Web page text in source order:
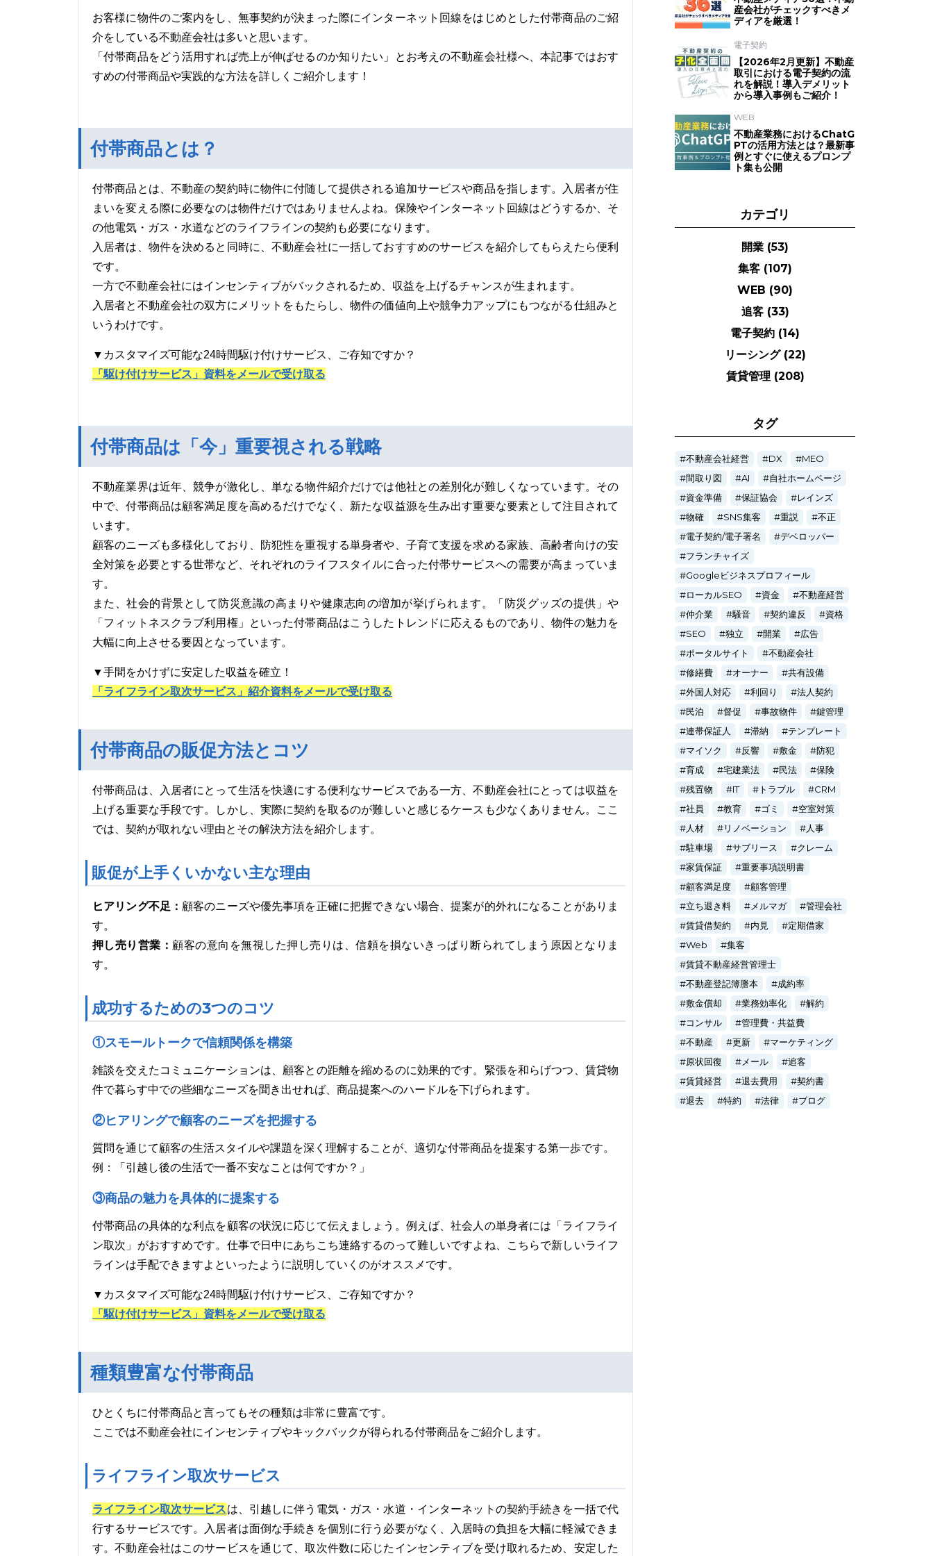
お客様に物件のご案内をし、無事契約が決まった際にインターネット回線をはじめとした付帯商品のご紹
介をしている不動産会社は多いと思います。
「付帯商品をどう活用すれば売上が伸ばせるのか知りたい」とお考えの不動産会社様へ、本記事ではおす
すめの付帯商品や実践的な方法を詳しくご紹介します！
付帯商品とは？
付帯商品とは、不動産の契約時に物件に付随して提供される追加サービスや商品を指します。入居者が住
まいを変える際に必要なのは物件だけではありませんよね。保険やインターネット回線はどうするか、そ
の他電気・ガス・水道などのライフラインの契約も必要になります。
入居者は、物件を決めると同時に、不動産会社に一括しておすすめのサービスを紹介してもらえたら便利
です。
一方で不動産会社にはインセンティブがバックされるため、収益を上げるチャンスが生まれます。
入居者と不動産会社の双方にメリットをもたらし、物件の価値向上や競争力アップにもつながる仕組みと
いうわけです。
▼カスタマイズ可能な24時間駆け付けサービス、ご存知ですか？
「駆け付けサービス」資料をメールで受け取る
付帯商品は「今」重要視される戦略
不動産業界は近年、競争が激化し、単なる物件紹介だけでは他社との差別化が難しくなっています。その
中で、付帯商品は顧客満足度を高めるだけでなく、新たな収益源を生み出す重要な要素として注目されて
います。
顧客のニーズも多様化しており、防犯性を重視する単身者や、子育て支援を求める家族、高齢者向けの安
全対策を必要とする世帯など、それぞれのライフスタイルに合った付帯サービスへの需要が高まっていま
す。
また、社会的背景として防災意識の高まりや健康志向の増加が挙げられます。「防災グッズの提供」や
「フィットネスクラブ利用権」といった付帯商品はこうしたトレンドに応えるものであり、物件の魅力を
大幅に向上させる要因となっています。
▼手間をかけずに安定した収益を確立！
「ライフライン取次サービス」紹介資料をメールで受け取る
付帯商品の販促方法とコツ
付帯商品は、入居者にとって生活を快適にする便利なサービスである一方、不動産会社にとっては収益を
上げる重要な手段です。しかし、実際に契約を取るのが難しいと感じるケースも少なくありません。ここ
では、契約が取れない理由とその解決方法を紹介します。
販促が上手くいかない主な理由
ヒアリング不足： 顧客のニーズや優先事項を正確に把握できない場合、提案が的外れになることがありま
す。
押し売り営業： 顧客の意向を無視した押し売りは、信頼を損ないきっぱり断られてしまう原因となりま
す。
成功するための3つのコツ
①スモールトークで信頼関係を構築
雑談を交えたコミュニケーションは、顧客との距離を縮めるのに効果的です。緊張を和らげつつ、賃貸物
件で暮らす中での些細なニーズを聞き出せれば、商品提案へのハードルを下げられます。
②ヒアリングで顧客のニーズを把握する
質問を通じて顧客の生活スタイルや課題を深く理解することが、適切な付帯商品を提案する第一歩です。
例：「引越し後の生活で一番不安なことは何ですか？」
③商品の魅力を具体的に提案する
付帯商品の具体的な利点を顧客の状況に応じて伝えましょう。例えば、社会人の単身者には「ライフライ
ン取次」がおすすめです。仕事で日中にあちこち連絡するのって難しいですよね、こちらで新しいライフ
ラインは手配できますよといったように説明していくのがオススメです。
▼カスタマイズ可能な24時間駆け付けサービス、ご存知ですか？
「駆け付けサービス」資料をメールで受け取る
種類豊富な付帯商品
ひとくちに付帯商品と言ってもその種類は非常に豊富です。
ここでは不動産会社にインセンティブやキックバックが得られる付帯商品をご紹介します。
ライフライン取次サービス
ライフライン取次サービスは、引越しに伴う電気・ガス・水道・インターネットの契約手続きを一括で代
行するサービスです。入居者は面倒な手続きを個別に行う必要がなく、入居時の負担を大幅に軽減できま
す。不動産会社はこのサービスを通じて、取次件数に応じたインセンティブを受け取れるため、安定した
産会社がチェックすべきメ
ディアを厳選！
電子契約
【2026年2月更新】不動産
取引における電子契約の流
れを解説！導入デメリット
から導入事例もご紹介！
WEB
不動産業務におけるChatG
PTの活用方法とは？最新事
例とすぐに使えるプロンプ
ト集も公開
カテゴリ
開業 (53)
集客 (107)
WEB (90)
追客 (33)
電子契約 (14)
リーシング (22)
賃貸管理 (208)
タグ
不動産会社経営 DX
MEO
間取り図
AI
自社ホームページ
資金準備
保証協会
レインズ
物確
SNS集客 重説
不正
電子契約/電子署名
デベロッパー
フランチャイズ
Googleビジネスプロフィール
ローカルSEO
資金
不動産経営
仲介業
騒音 契約違反
資格
SEO
独立 開業
広告
ポータルサイト
不動産会社
修繕費
オーナー
共有設備
外国人対応
利回り
法人契約
民泊
督促 事故物件
鍵管理
連帯保証人
滞納
テンプレート
マイソク
反響 敷金
防犯
育成
宅建業法 民法
保険
残置物
IT トラブル
CRM
社員
教育 ゴミ
空室対策
人材
リノベーション
人事
駐車場
サブリース
クレーム
家賃保証
重要事項説明書
顧客満足度
顧客管理
立ち退き料
メルマガ
管理会社
賃貸借契約
内見
定期借家
Web
集客
賃貸不動産経営管理士
不動産登記簿謄本
成約率
敷金償却
業務効率化
解約
コンサル
管理費・共益費
不動産
更新
マーケティング
原状回復
メール
追客
賃貸経営
退去費用
契約書
退去
特約 法律 ブログ